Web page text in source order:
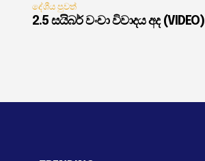
දේශීය පුවත්
2.5 සයිබර් වංචා විවාදය අද (VIDEO)